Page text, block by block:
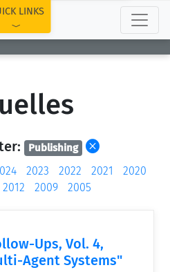
LINKS
Publishing
2023 2022 2021
2020
2012 2009 2005
Ups, Vol. 4,
Agent Systems"